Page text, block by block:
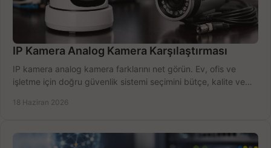
IP Kamera Analog Kamera Karşılaştırması
IP kamera analog kamera farklarını net görün. Ev, ofis ve
işletme için doğru güvenlik sistemi seçimini bütçe, kalite ve
18 Haziran 2026